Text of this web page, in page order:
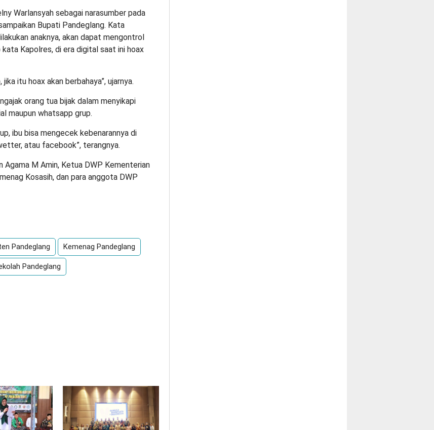
Warlansyah sebagai narasumber pada
Bupati Pandeglang. Kata
anaknya, akan dapat mengontrol
Kapolres, di era digital saat ini hoax
itu hoax akan berbahaya”, ujarnya.
orang tua bijak dalam menyikapi
maupun whatsapp grup.
ibu bisa mengecek kebenarannya di
atau facebook”, terangnya.
Agama M Amin, Ketua DWP Kementerian
Kosasih, dan para anggota DWP
Pandeglang Kemenag Pandeglang
Pandeglang